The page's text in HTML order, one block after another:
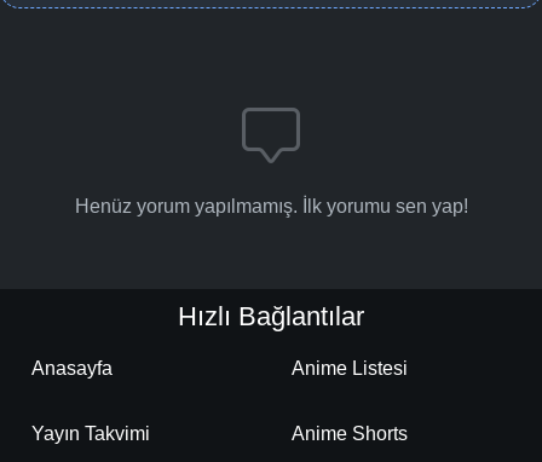
Henüz yorum yapılmamış. İlk yorumu sen yap!
Hızlı Bağlantılar
Anasayfa Anime Listesi
Yayın Takvimi Anime Shorts